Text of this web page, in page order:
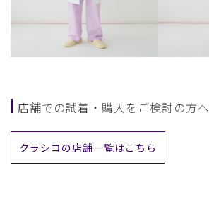
店舗での試着・購入をご検討の方へ
クラシコの店舗一覧はこちら